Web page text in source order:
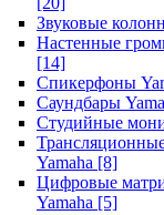
Звуковые
Настенные
[14]
Спикерфоны
Саундбары
Студийные
Yamaha [8]
Цифровые
Yamaha [5]